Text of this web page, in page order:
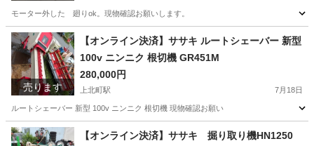
モーター外した 廻りok。現物確認お願いします。
青森 十和田市 上北町駅 その他
売ります
【オンライン決済】ササキ ルートシェーバー 新型
100v ニンニク 根切機 GR451M
280,000円
上北町駅 7月18日
ルートシェーバー 新型 100v ニンニク 根切機 現物確認お願い
青森 十和田市 上北町駅 その他 シェーバー
【オンライン決済】ササキ 掘り取り機HN1250